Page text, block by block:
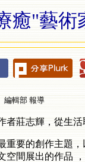
癒"藝術
編輯部 報導
者莊志輝，從生
重要的創作主題
空間展出的作品